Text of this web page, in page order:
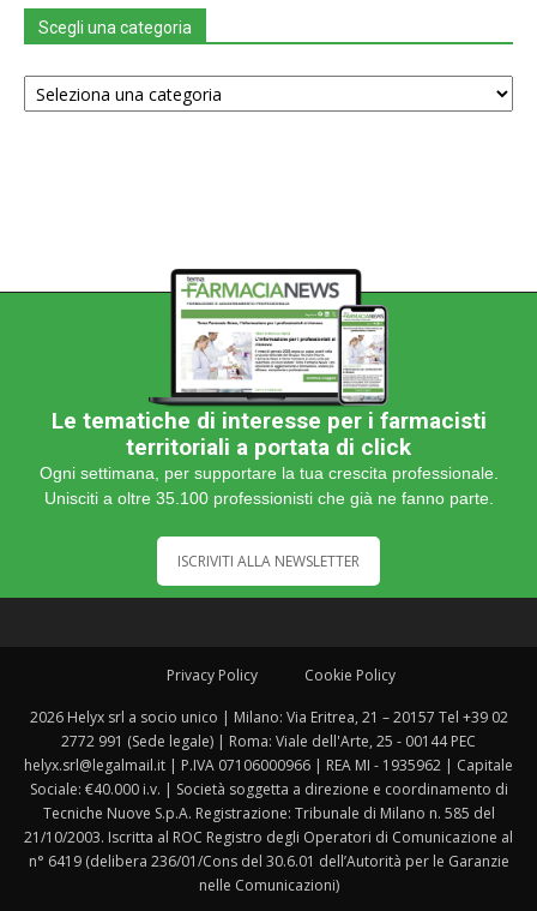
Scegli una categoria
Scegli
una
Le tematiche di interesse per i farmacisti
territoriali a portata di click
Ogni settimana, per supportare la tua crescita professionale.
Unisciti a oltre 35.100 professionisti che già ne fanno parte.
ISCRIVITI ALLA NEWSLETTER
Privacy Policy Cookie Policy
2026 Helyx srl a socio unico | Milano: Via Eritrea, 21 – 20157 Tel +39 02
2772 991 (Sede legale) | Roma: Viale dell'Arte, 25 - 00144 PEC
helyx.srl@legalmail.it | P.IVA 07106000966 | REA MI - 1935962 | Capitale
Sociale: €40.000 i.v. | Società soggetta a direzione e coordinamento di
Tecniche Nuove S.p.A. Registrazione: Tribunale di Milano n. 585 del
21/10/2003. Iscritta al ROC Registro degli Operatori di Comunicazione al
n° 6419 (delibera 236/01/Cons del 30.6.01 dell’Autorità per le Garanzie
nelle Comunicazioni)